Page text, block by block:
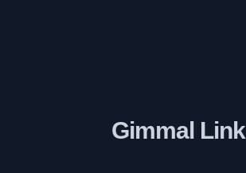
Gimmal Link​